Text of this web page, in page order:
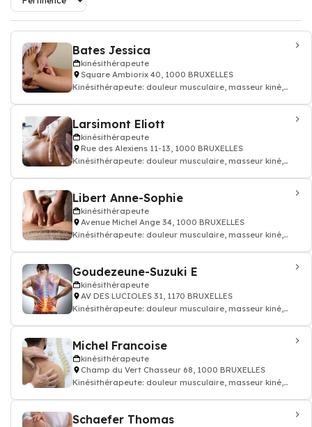
Bates Jessica
kinésithérapeute
Square Ambiorix 40, 1000 BRUXELLES
Kinésithérapeute: douleur musculaire, masseur kiné,
Larsimont Eliott
kinésithérapeute
Rue des Alexiens 11-13, 1000 BRUXELLES
Kinésithérapeute: douleur musculaire, masseur kiné,
Libert Anne-Sophie
kinésithérapeute
Avenue Michel Ange 34, 1000 BRUXELLES
Kinésithérapeute: douleur musculaire, masseur kiné,
Goudezeune-Suzuki E
kinésithérapeute
AV DES LUCIOLES 31, 1170 BRUXELLES
Kinésithérapeute: douleur musculaire, masseur kiné,
Michel Francoise
kinésithérapeute
Champ du Vert Chasseur 68, 1000 BRUXELLES
Kinésithérapeute: douleur musculaire, masseur kiné,
Schaefer Thomas